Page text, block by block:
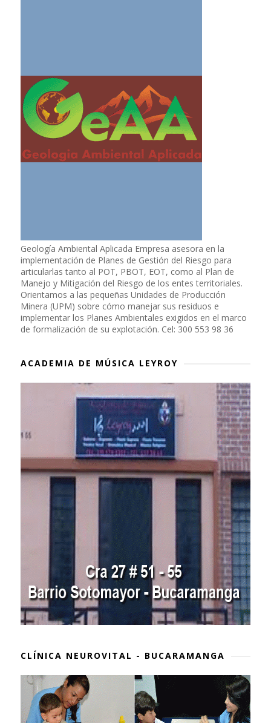
Geología Ambiental Aplicada Empresa asesora en la
implementación de Planes de Gestión del Riesgo para
articularlas tanto al POT, PBOT, EOT, como al Plan de
Manejo y Mitigación del Riesgo de los entes territoriales.
Orientamos a las pequeñas Unidades de Producción
Minera (UPM) sobre cómo manejar sus residuos e
implementar los Planes Ambientales exigidos en el marco
de formalización de su explotación. Cel: 300 553 98 36
ACADEMIA DE MÚSICA LEYROY
CLÍNICA NEUROVITAL - BUCARAMANGA